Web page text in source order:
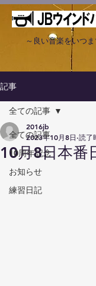
～良い音楽をいつ
記事
全ての記事
10周年記念
お知らせ
練習日記
全ての記事
10月8日本番
2016jb
2023年10月8日 読了